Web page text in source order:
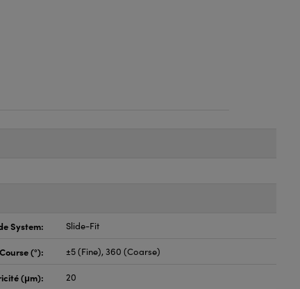
System: Slide-Fit
Course (°): ±5 (Fine), 360 (Coarse)
(μm): 20